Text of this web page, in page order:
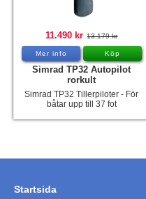
11.490 kr 13.179 kr
Mer info Köp
Simrad TP32 Autopilot
rorkult
Simrad TP32 Tillerpiloter - För
båtar upp till 37 fot
Startsida